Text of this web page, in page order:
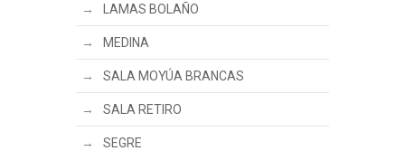
LAMAS BOLAÑO
MEDINA
SALA MOYÚA BRANCAS
SALA RETIRO
SEGRE